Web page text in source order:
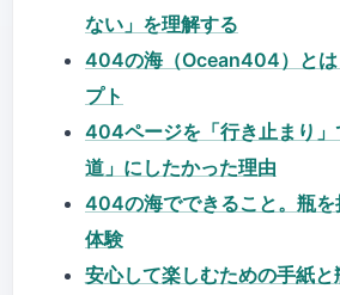
ない」を理解する
404の海（Ocean404）とは
プト
404ページを「行き止まり」
道」にしたかった理由
404の海でできること。瓶を
体験
安心して楽しむための手紙と